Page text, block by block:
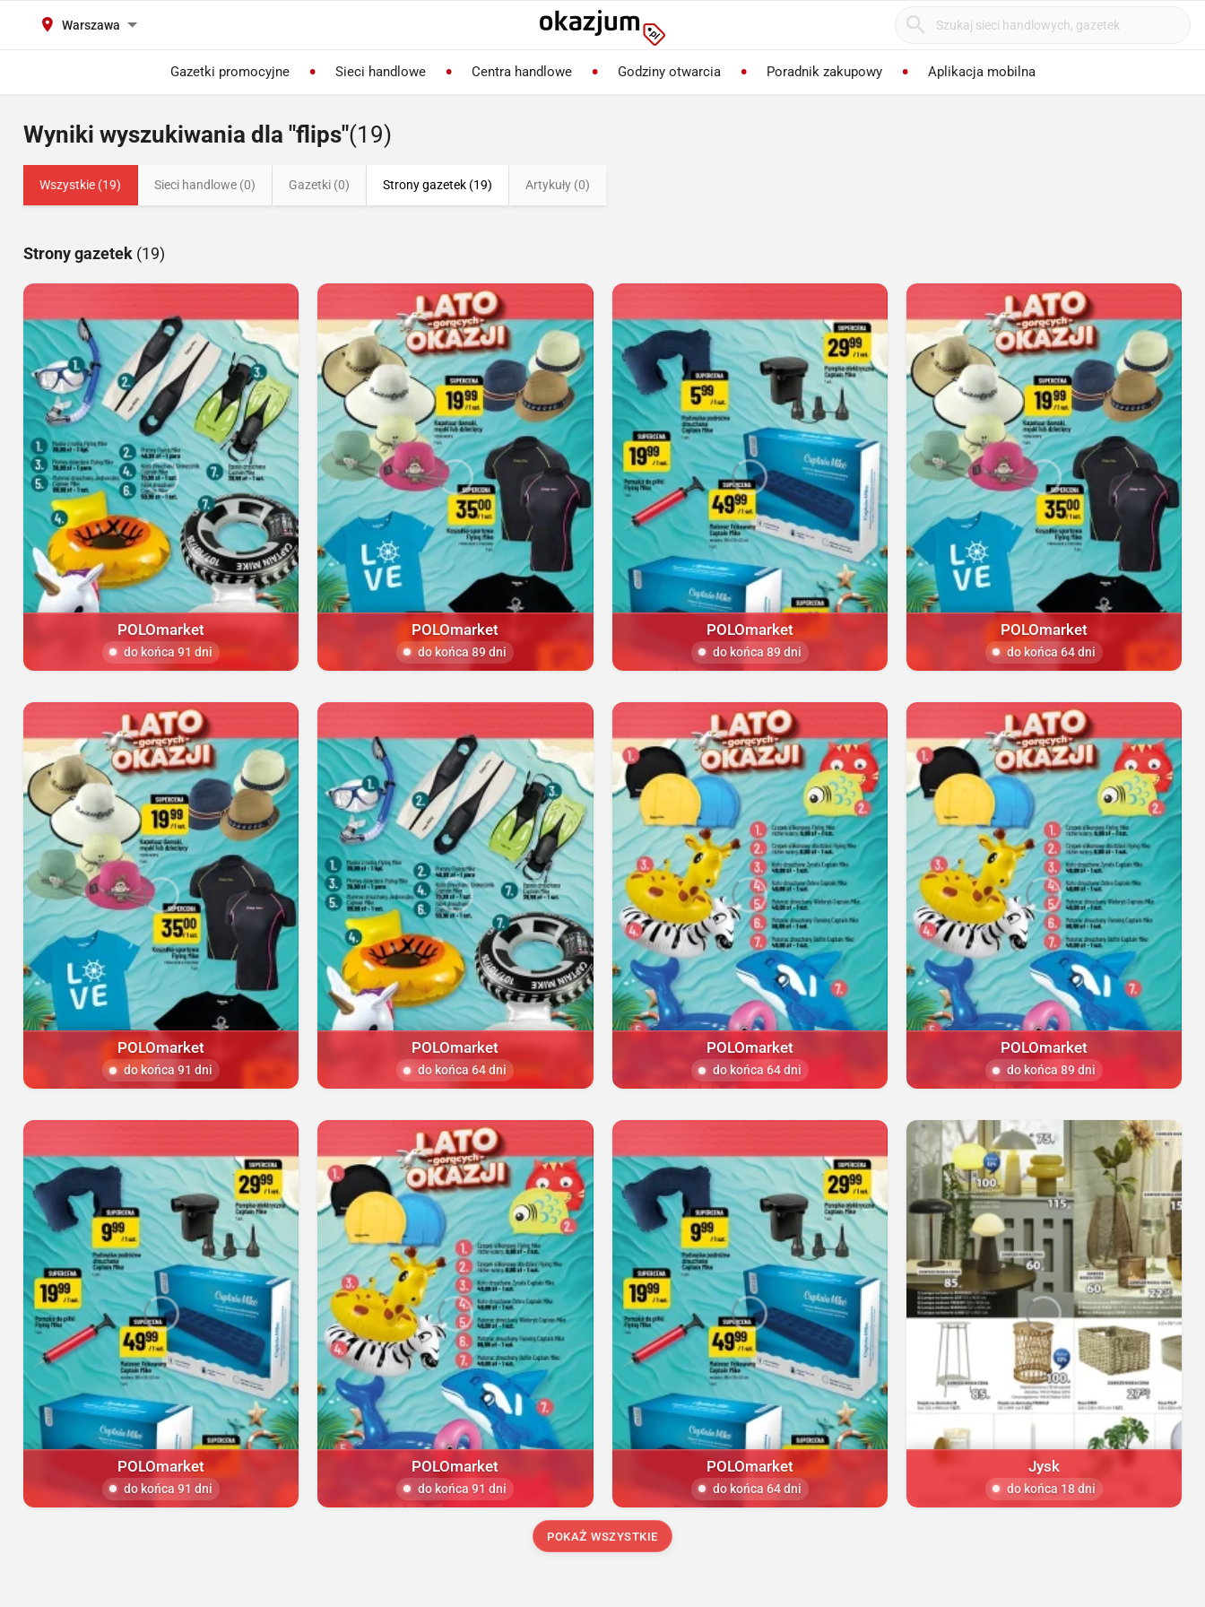
Warszawa
Gazetki promocyjne Sieci handlowe Centra handlowe Godziny otwarcia Poradnik zakupowy Aplikacja mobilna
Wyniki wyszukiwania dla "flips"(19)
Wszystkie (19) Sieci handlowe (0) Gazetki (0) Strony gazetek (19) Artykuły (0)
Strony gazetek (19)
POLOmarket
do końca 91 dni
POLOmarket
do końca 89 dni
POLOmarket
do końca 89 dni
POLOmarket
do końca 64 dni
POLOmarket
do końca 91 dni
POLOmarket
do końca 64 dni
POLOmarket
do końca 64 dni
POLOmarket
do końca 89 dni
POLOmarket
do końca 91 dni
POLOmarket
do końca 91 dni
POLOmarket
do końca 64 dni
Jysk
do końca 18 dni
POKAŻ WSZYSTKIE